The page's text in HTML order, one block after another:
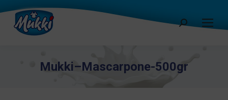
Cerca:
Mukki–Mascarpone-500gr